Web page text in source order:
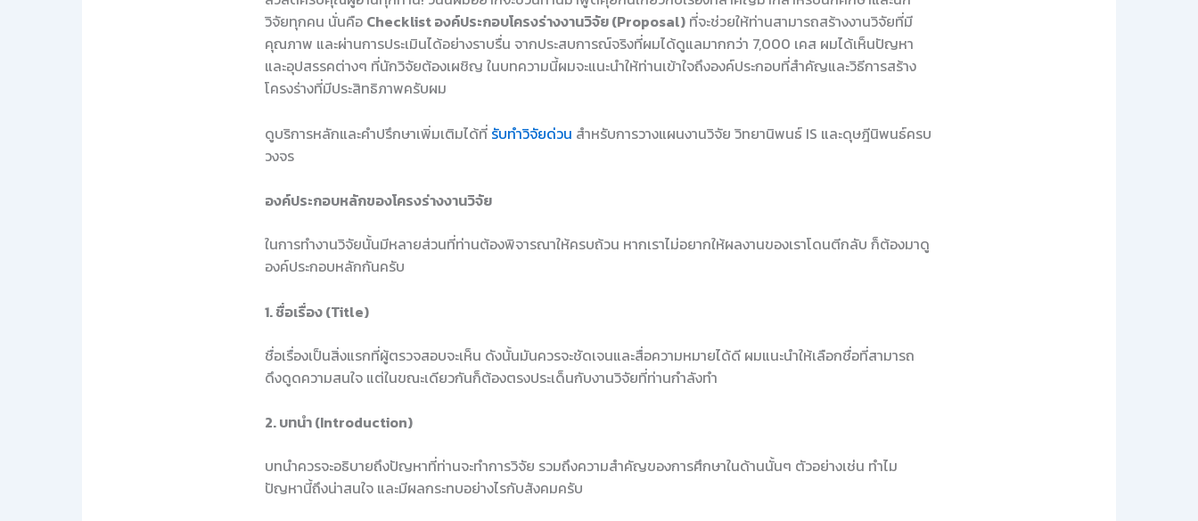
วิจัยทุกคน นั่นคือ Checklist องค์ประกอบโครงร่างงานวิจัย (Proposal) ที่จะช่วยให้ท่านสามารถสร้างงานวิจัยที่มี
คุณภาพ และผ่านการประเมินได้อย่างราบรื่น จากประสบการณ์จริงที่ผมได้ดูแลมากกว่า 7,000 เคส ผมได้เห็นปัญหา
และอุปสรรคต่างๆ ที่นักวิจัยต้องเผชิญ ในบทความนี้ผมจะแนะนำให้ท่านเข้าใจถึงองค์ประกอบที่สำคัญและวิธีการสร้าง
โครงร่างที่มีประสิทธิภาพครับผม
ดูบริการหลักและคำปรึกษาเพิ่มเติมได้ที่ รับทำวิจัยด่วน สำหรับการวางแผนงานวิจัย วิทยานิพนธ์ IS และดุษฎีนิพนธ์ครบ
วงจร
องค์ประกอบหลักของโครงร่างงานวิจัย
ในการทำงานวิจัยนั้นมีหลายส่วนที่ท่านต้องพิจารณาให้ครบถ้วน หากเราไม่อยากให้ผลงานของเราโดนตีกลับ ก็ต้องมาดู
องค์ประกอบหลักกันครับ
1. ชื่อเรื่อง (Title)
ชื่อเรื่องเป็นสิ่งแรกที่ผู้ตรวจสอบจะเห็น ดังนั้นมันควรจะชัดเจนและสื่อความหมายได้ดี ผมแนะนำให้เลือกชื่อที่สามารถ
ดึงดูดความสนใจ แต่ในขณะเดียวกันก็ต้องตรงประเด็นกับงานวิจัยที่ท่านกำลังทำ
2. บทนำ (Introduction)
บทนำควรจะอธิบายถึงปัญหาที่ท่านจะทำการวิจัย รวมถึงความสำคัญของการศึกษาในด้านนั้นๆ ตัวอย่างเช่น ทำไม
ปัญหานี้ถึงน่าสนใจ และมีผลกระทบอย่างไรกับสังคมครับ